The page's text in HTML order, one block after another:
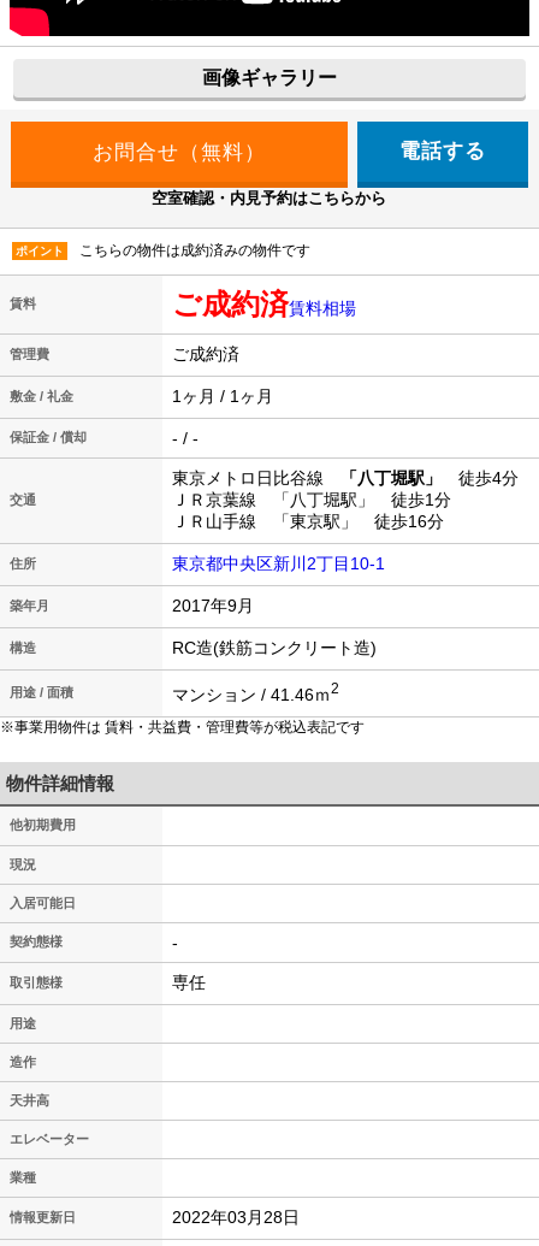
画像ギャラリー
電話する
空室確認・内見予約はこちらから
ポイント こちらの物件は成約済みの物件です
賃料 ご成約済賃料相場
管理費 ご成約済
敷金 / 礼金 1ヶ月 / 1ヶ月
保証金 / 償却 - / -
交通
東京メトロ日比谷線 「八丁堀駅」
徒歩4分
ＪＲ京葉線 「八丁堀駅」 徒歩1分
ＪＲ山手線 「東京駅」 徒歩16分
住所 東京都中央区新川2丁目10-1
築年月 2017年9月
構造 RC造(鉄筋コンクリート造)
用途 / 面積 マンション / 41.46ｍ2
※事業用物件は 賃料・共益費・管理費等が税込表記です
物件詳細情報
他初期費用
現況
入居可能日
契約態様 -
取引態様 専任
用途
造作
天井高
エレベーター
業種
情報更新日 2022年03月28日